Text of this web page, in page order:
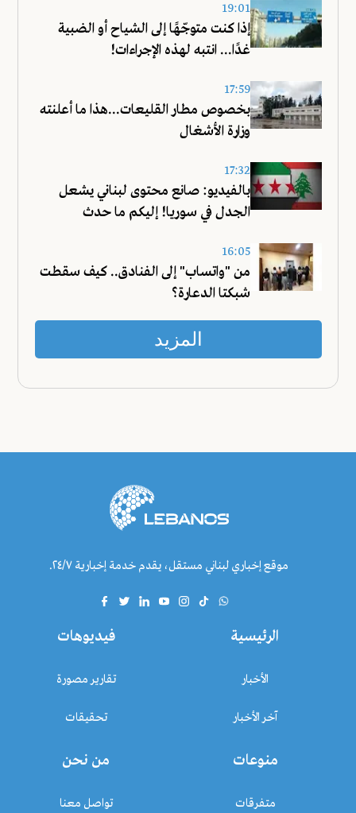
19:01
إذا كنت متوجّهًا إلى الشياح أو الضبية
غدًا... انتبه لهذه الإجراءات!
17:59
بخصوص مطار القليعات...هذا ما أعلنته
وزارة الأشغال
17:32
بالفيديو: صانع محتوى لبناني يشعل
الجدل في سوريا! إليكم ما حدث
16:05
من "واتساب" إلى الفنادق.. كيف سقطت
شبكتا الدعارة؟
المزيد
موقع إخباري لبناني مستقل، يقدم خدمة إخبارية ٢٤/٧.
الرئيسية
الأخبار
آخر الأخبار
فيديوهات
تقارير مصورة
تحقيقات
منوعات
متفرقات
من نحن
تواصل معنا